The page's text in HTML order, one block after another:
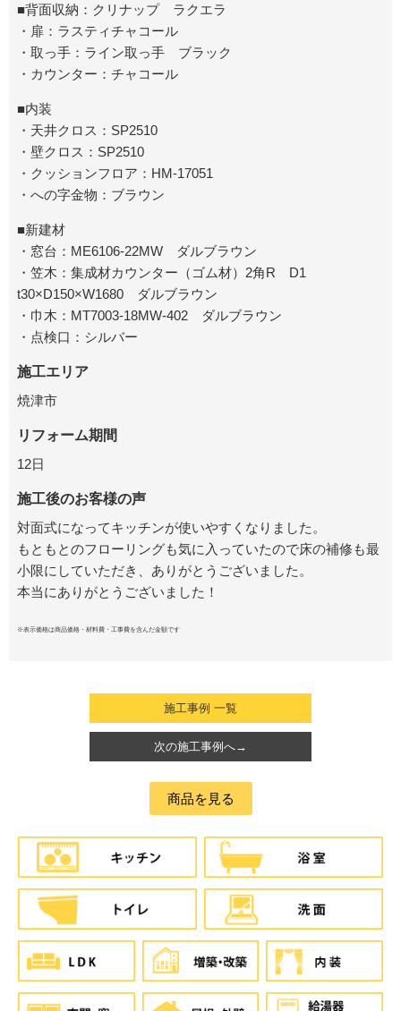
■背面収納：クリナップ ラクエラ
・扉：ラスティチャコール
・取っ手：ライン取っ手 ブラック
・カウンター：チャコール
■内装
・天井クロス：SP2510
・壁クロス：SP2510
・クッションフロア：HM-17051
・への字金物：ブラウン
■新建材
・窓台：ME6106-22MW ダルブラウン
・笠木：集成材カウンター（ゴム材）2角R D1
t30×D150×W1680 ダルブラウン
・巾木：MT7003-18MW-402 ダルブラウン
・点検口：シルバー
施工エリア
焼津市
リフォーム期間
12日
施工後のお客様の声
対面式になってキッチンが使いやすくなりました。
もともとのフローリングも気に入っていたので床の補修も最
小限にしていただき、ありがとうございました。
本当にありがとうございました！
※表示価格は商品価格・材料費・工事費を含んだ金額です
施工事例 一覧
次の施工事例へ→
商品を見る